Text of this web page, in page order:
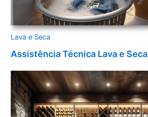
Lava e Seca
Assistência Técnica Lava e Seca